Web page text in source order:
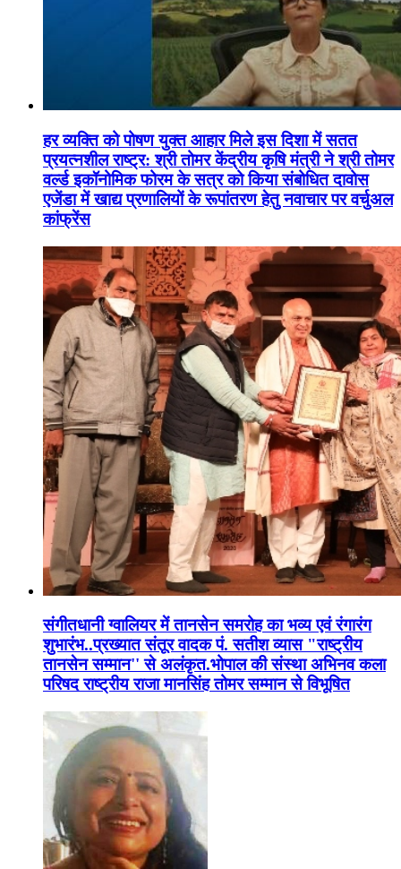
हर व्यक्ति को पोषण युक्त आहार मिले इस दिशा में सतत
प्रयत्नशील राष्ट्र: श्री तोमर केंद्रीय कृषि मंत्री ने श्री तोमर
वर्ल्ड इकॉनोमिक फोरम के सत्र को किया संबोधित दावोस
एजेंडा में खाद्य प्रणालियों के रूपांतरण हेतु नवाचार पर वर्चुअल
कांफ्रेंस
संगीतधानी ग्वालियर में तानसेन समरोह का भव्य एवं रंगारंग
शुभारंभ..प्रख्यात संतूर वादक पं. सतीश व्यास "राष्ट्रीय
तानसेन सम्मान'' से अलंकृत.भोपाल की संस्था अभिनव कला
परिषद राष्ट्रीय राजा मानसिंह तोमर सम्मान से विभूषित